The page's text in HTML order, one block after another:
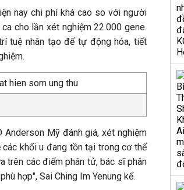
nay chi phí khá cao so với người
cho lần xét nghiệm 22.000 gene.
tuệ nhân tạo để tự động hóa, tiết
Anderson Mỹ đánh giá, xét nghiệm
khối u đang tồn tại trong cơ thể
trên các điểm phân tử, bác sĩ phân
hợp", Sai Ching Im Yenung kể.